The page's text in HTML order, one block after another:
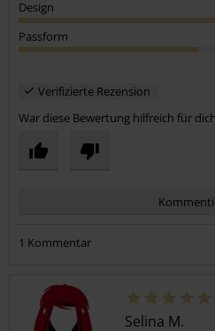
Design
Passform
Verifizierte Rezension
War diese Bewertung hilfreich für
1 Kommentar
Geschrieben am: Sonntag,
Hey, welche Größe hast du
normalerweise Cup C hast? :)
Selina M.